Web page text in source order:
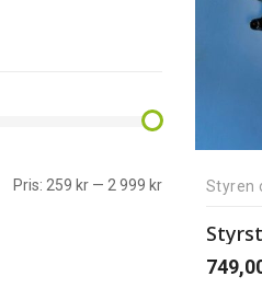
Pris: 259 kr — 2 999 kr Styren